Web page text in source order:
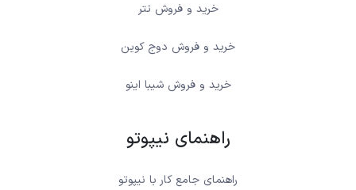
خرید و فروش تتر
خرید و فروش دوج کوین
خرید و فروش شیبا اینو
راهنمای نیپوتو
راهنمای جامع کار با نیپوتو